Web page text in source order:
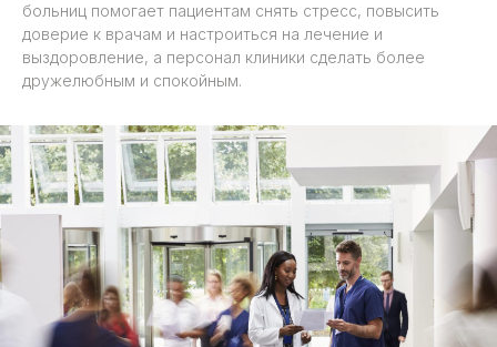
больниц помогает пациентам снять стресс, повысить
доверие к врачам и настроиться на лечение и
выздоровление, а персонал клиники сделать более
дружелюбным и спокойным.